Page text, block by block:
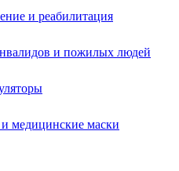
и реабилитация
и пожилых людей
медицинские маски